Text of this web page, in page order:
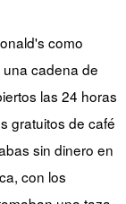
como
cadena de
las 24 horas
gratuitos de café
sin dinero en
con los